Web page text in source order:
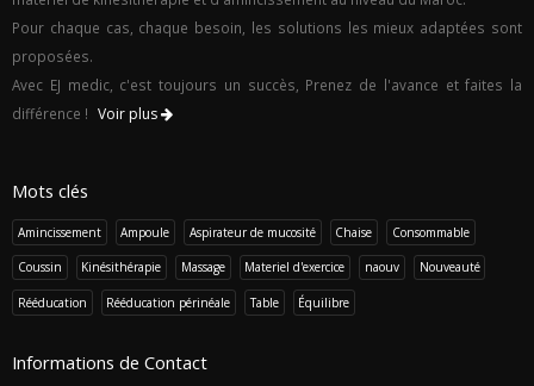
Pour chaque cas, chaque besoin, les solutions les mieux adaptées sont
proposées.
Avec EJ medic, c'est toujours un succès, Prenez de l'avance et faites la
différence ! Voir plus
Mots clés
Amincissement Ampoule Aspirateur de mucosité Chaise Consommable
Coussin Kinésithérapie Massage Materiel d'exercice naouv Nouveauté
Rééducation Rééducation périnéale Table Équilibre
Informations de Contact